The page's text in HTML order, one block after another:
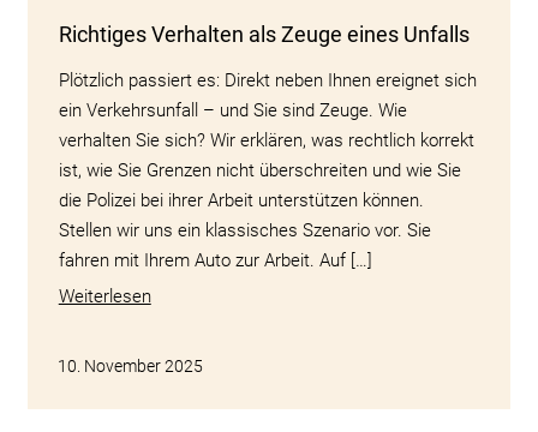
Richtiges Verhalten als Zeuge eines Unfalls
Plötzlich passiert es: Direkt neben Ihnen ereignet sich
ein Verkehrsunfall – und Sie sind Zeuge. Wie
verhalten Sie sich? Wir erklären, was rechtlich korrekt
ist, wie Sie Grenzen nicht überschreiten und wie Sie
die Polizei bei ihrer Arbeit unterstützen können.
Stellen wir uns ein klassisches Szenario vor. Sie
fahren mit Ihrem Auto zur Arbeit. Auf […]
Weiterlesen
10. November 2025